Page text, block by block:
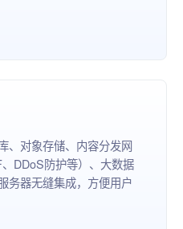
、对象存储、内容分发网
DDoS防护等）、大数据
务器无缝集成，方便用户